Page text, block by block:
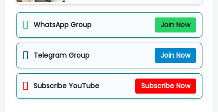
WhatsApp Group Join Now
Telegram Group Join Now
Subscribe YouTube Subscribe Now